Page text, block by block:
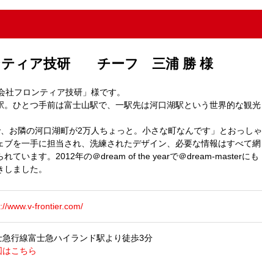
ティア技研 チーフ 三浦 勝 様
フロンティア技研」様です。
ひとつ手前は富士山駅で、一駅先は河口湖駅という世界的な観光
お隣の河口湖町が2万人ちょっと。小さな町なんです」とおっしゃ
を一手に担当され、洗練されたデザイン、必要な情報はすべて網
れています。2012年の＠dream of the yearで＠dream-masterにも
ました。
www.v-frontier.com/
急行線富士急ハイランド駅より徒歩3分
はこちら